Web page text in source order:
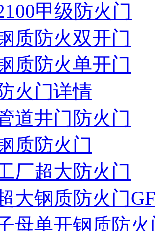
甲级防火门
质防火双开门
质防火单开门
火门详情
道井门防火门
质防火门
厂超大防火门
大钢质防火门
母单开钢质防火